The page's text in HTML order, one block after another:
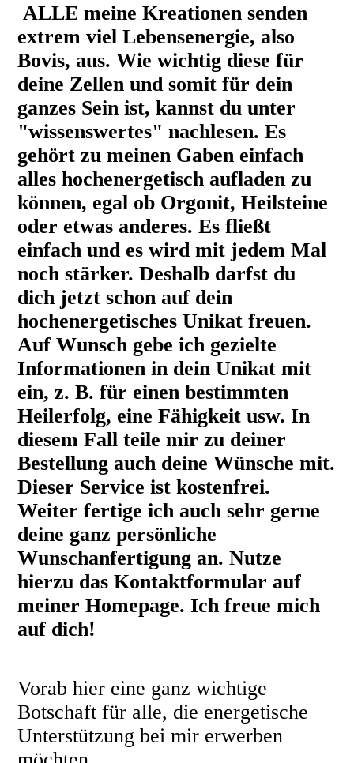
ALLE meine Kreationen senden
extrem viel Lebensenergie, also
Bovis, aus. Wie wichtig diese für
deine Zellen und somit für dein
ganzes Sein ist, kannst du unter
"wissenswertes" nachlesen. Es
gehört zu meinen Gaben einfach
alles hochenergetisch aufladen zu
können, egal ob Orgonit, Heilsteine
oder etwas anderes. Es fließt
einfach und es wird mit jedem Mal
noch stärker. Deshalb darfst du
dich jetzt schon auf dein
hochenergetisches Unikat freuen.
Auf Wunsch gebe ich gezielte
Informationen in dein Unikat mit
ein, z. B. für einen bestimmten
Heilerfolg, eine Fähigkeit usw. In
diesem Fall teile mir zu deiner
Bestellung auch deine Wünsche mit.
Dieser Service ist kostenfrei.
Weiter fertige ich auch sehr gerne
deine ganz persönliche
Wunschanfertigung an. Nutze
hierzu das Kontaktformular auf
meiner Homepage. Ich freue mich
auf dich!
Vorab hier eine ganz wichtige
Botschaft für alle, die energetische
Unterstützung bei mir erwerben